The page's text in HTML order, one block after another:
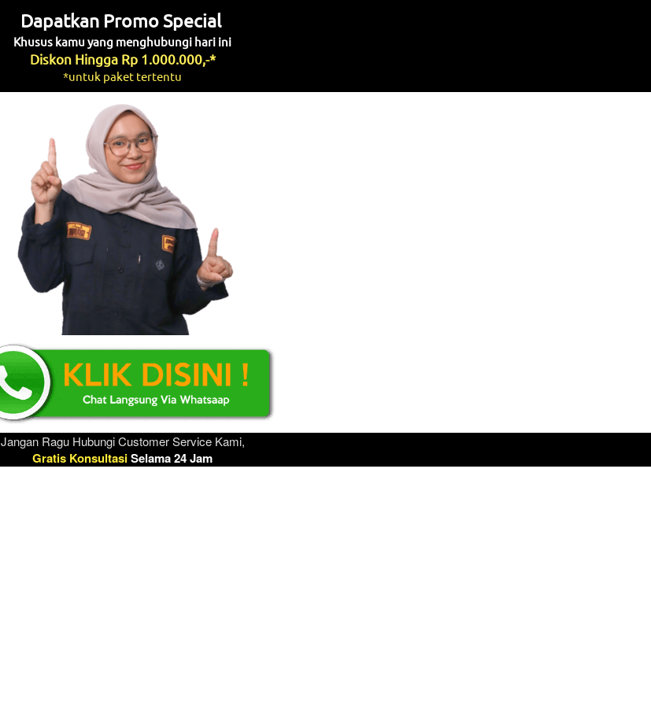
Dapatkan Promo Special
Khusus kamu yang menghubungi hari ini
Diskon Hingga Rp 1.000.000,-*
*untuk paket tertentu
Jangan Ragu Hubungi Customer Service Kami,
Gratis KonsultasiSelama 24 Jam